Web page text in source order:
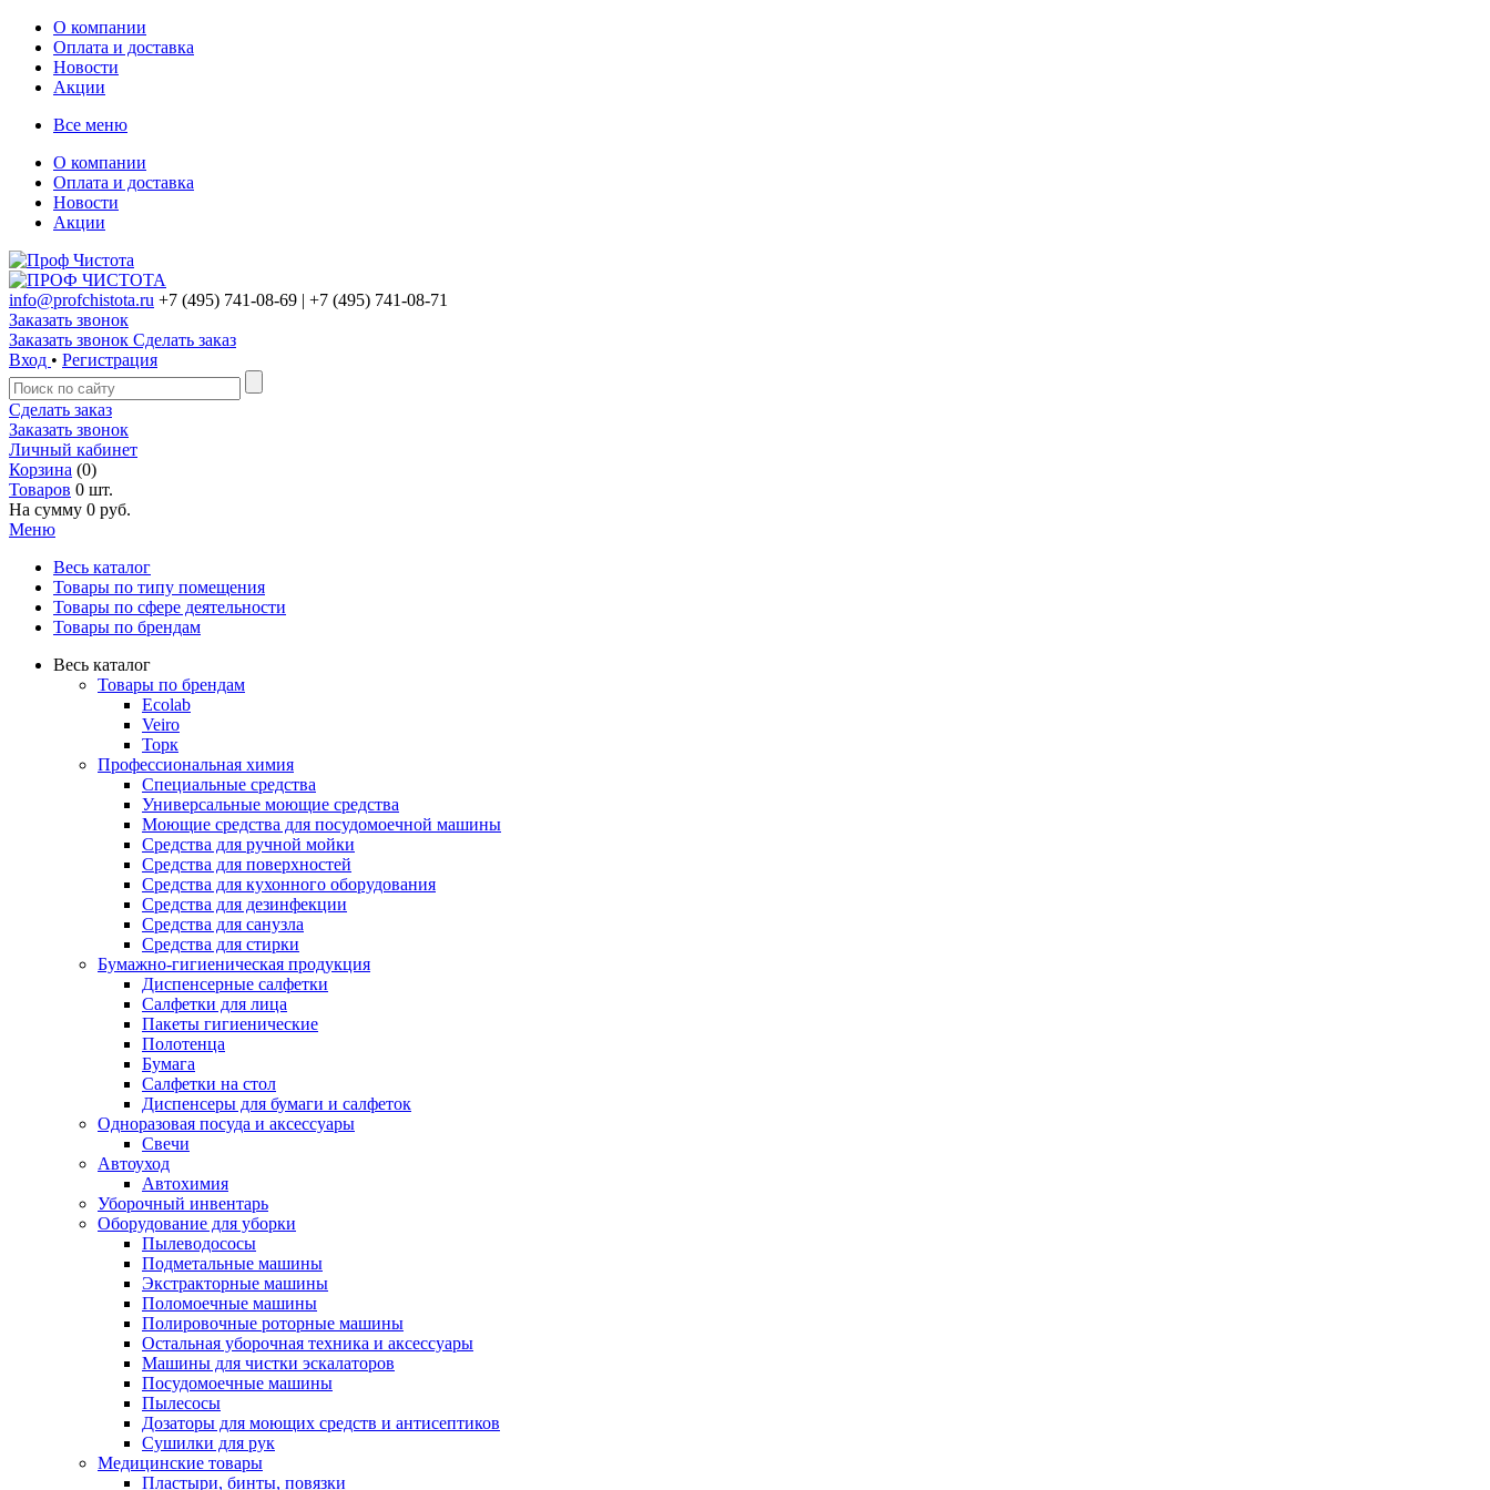
О компании
Оплата и доставка
Новости
Акции
Все меню
О компании
Оплата и доставка
Новости
Акции
info@profchistota.ru +7 (495) 741-08-69 | +7 (495) 741-08-71
Заказать звонок
Заказать звонок Сделать заказ
Вход • Регистрация
Сделать заказ
Заказать звонок
Личный кабинет
Корзина (0)
Товаров 0 шт.
На сумму 0 руб.
Меню
Весь каталог
Товары по типу помещения
Товары по сфере деятельности
Товары по брендам
Весь каталог
Товары по брендам
Ecolab
Veiro
Торк
Профессиональная химия
Специальные средства
Универсальные моющие средства
Моющие средства для посудомоечной машины
Средства для ручной мойки
Средства для поверхностей
Средства для кухонного оборудования
Средства для дезинфекции
Средства для санузла
Средства для стирки
Бумажно-гигиеническая продукция
Диспенсерные салфетки
Салфетки для лица
Пакеты гигиенические
Полотенца
Бумага
Салфетки на стол
Диспенсеры для бумаги и салфеток
Одноразовая посуда и аксессуары
Свечи
Автоуход
Автохимия
Уборочный инвентарь
Оборудование для уборки
Пылеводососы
Подметальные машины
Экстракторные машины
Поломоечные машины
Полировочные роторные машины
Остальная уборочная техника и аксессуары
Машины для чистки эскалаторов
Посудомоечные машины
Пылесосы
Дозаторы для моющих средств и антисептиков
Сушилки для рук
Медицинские товары
Пластыри, бинты, повязки